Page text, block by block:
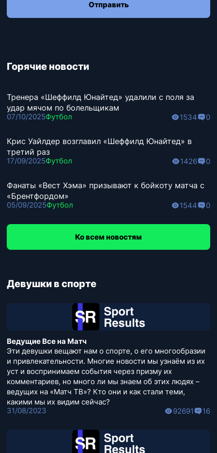
Отправить
Горячие новости
Тренера «Шеффилд Юнайтед» удалили с поля за
удар мячом по болельщикам
07/10/2025Футбол 1534 0
Крис Уайлдер возглавил «Шеффилд Юнайтед» в
третий раз
17/09/2025Футбол 1426 0
Фанаты «Вест Хэма» призывают к бойкоту матча с
«Брентфордом»
05/09/2025Футбол 1544 0
Ко всем новостям
Девушки в спорте
Ведущие Все на Матч
Эти девушки вещают нам о спорте, о его многообразии
и привлекательности. Многие новости мы узнаём из их
уст и воспринимаем события через призму их
комментариев, но много ли мы знаем об этих людях –
ведущих на «Матч ТВ»? Кто они и как стали теми,
какими мы их видим сейчас?
31/08/2023
92691 16